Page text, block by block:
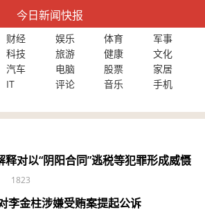
今日新闻快报
财经 娱乐 体育
军事
科技 旅游 健康
文化
汽车 电脑 股票
家居
IT 评论 音乐
手机
释对以“阴阳合同”逃税等犯罪形成威慑
1823
李金柱涉嫌受贿案提起公诉